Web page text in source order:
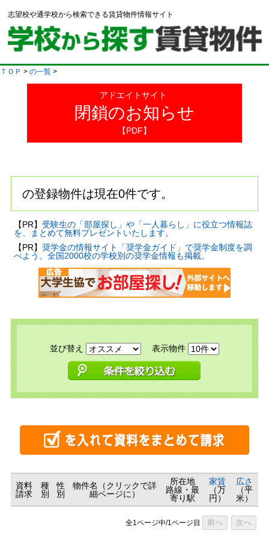
志望校や通学校から検索できる賃貸物件情報サイト
ＴＯＰ > の一覧 >
アドエイトサイト
閉鎖のお知らせ
【PDF】
の登録物件は現在0件です。
【PR】 受験生の「部屋探し」や「一人暮らし」に役立つ情報誌
を、まとめて無料プレゼントいたします。
【PR】 奨学金の情報サイト「奨学金ガイド」で奨学金制度を調
べよう。全国2000校の学校別の奨学金情報も掲載。
並び替え 表示物件
資料
請求
種
別
性
別
物件名（クリックで詳
細ページに）
所在地
路線・最
寄り駅
家賃
（万
円）
広さ
（平
米）
全1ページ中/1ページ目 前へ 次へ